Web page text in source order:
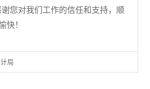
谢您对我们工作的信任和支持，顺
快！
局